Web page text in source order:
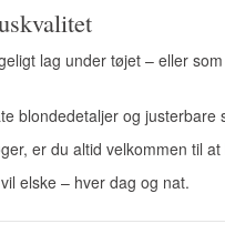
lag under tøjet – eller
blondedetaljer og
er du altid velkommen til at
elske – hver dag og nat.